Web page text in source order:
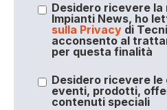
Desidero ricevere
Impianti News, ho
sulla Privacydi
acconsento al
per questa finalità
Desidero ricevere le
eventi, prodotti,
contenuti speciali